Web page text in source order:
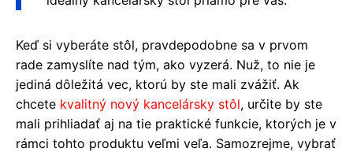
Keď si vyberáte stôl, pravdepodobne sa v prvom
rade zamyslíte nad tým, ako vyzerá. Nuž, to nie je
jediná dôležitá vec, ktorú by ste mali zvážiť. Ak
chcete kvalitný nový kancelársky stôl, určite by ste
mali prihliadať aj na tie praktické funkcie, ktorých je v
rámci tohto produktu veľmi veľa. Samozrejme, vybrať